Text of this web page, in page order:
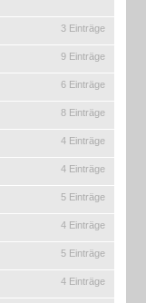
3 Einträge
9 Einträge
6 Einträge
8 Einträge
4 Einträge
4 Einträge
5 Einträge
4 Einträge
5 Einträge
4 Einträge